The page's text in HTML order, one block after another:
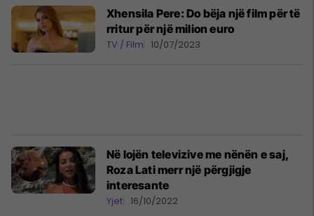
Xhensila Pere: Do bëja një film për të
rritur për një milion euro
TV / Film 10/07/2023
Në lojën televizive me nënën e saj,
Roza Lati merr një përgjigje
interesante
Yjet 16/10/2022